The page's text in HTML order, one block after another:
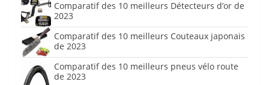
Comparatif des 10 meilleurs Détecteurs d’or de
2023
Comparatif des 10 meilleurs Couteaux japonais
de 2023
Comparatif des 10 meilleurs pneus vélo route
de 2023